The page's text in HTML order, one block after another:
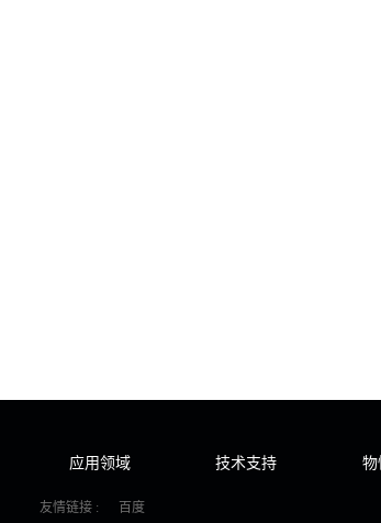
应用领域 技术支持 物
友情链接 : 百度